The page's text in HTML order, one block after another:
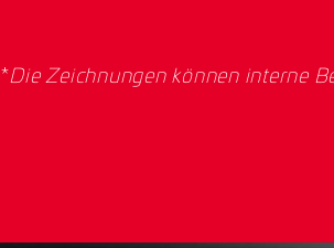
*Die Zeichnungen können interne